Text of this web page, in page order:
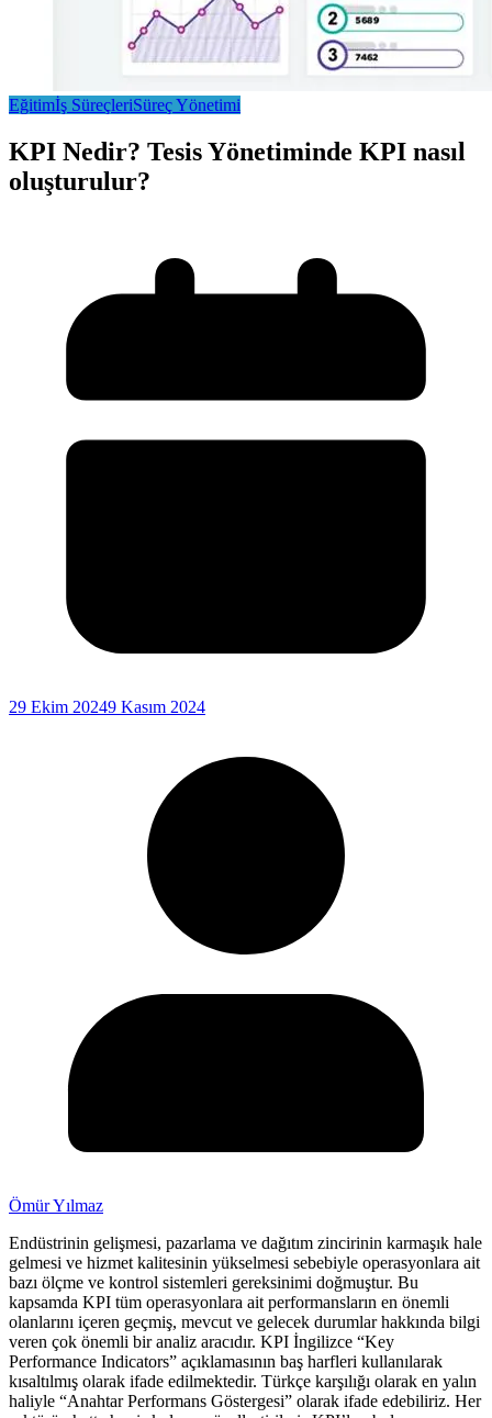
Eğitimİş SüreçleriSüreç Yönetimi
KPI Nedir? Tesis Yönetiminde KPI nasıl
oluşturulur?
29 Ekim 20249 Kasım 2024
Ömür Yılmaz
Endüstrinin gelişmesi, pazarlama ve dağıtım zincirinin karmaşık hale
gelmesi ve hizmet kalitesinin yükselmesi sebebiyle operasyonlara ait
bazı ölçme ve kontrol sistemleri gereksinimi doğmuştur. Bu
kapsamda KPI tüm operasyonlara ait performansların en önemli
olanlarını içeren geçmiş, mevcut ve gelecek durumlar hakkında bilgi
veren çok önemli bir analiz aracıdır. KPI İngilizce “Key
Performance Indicators” açıklamasının baş harfleri kullanılarak
kısaltılmış olarak ifade edilmektedir. Türkçe karşılığı olarak en yalın
haliyle “Anahtar Performans Göstergesi” olarak ifade edebiliriz. Her